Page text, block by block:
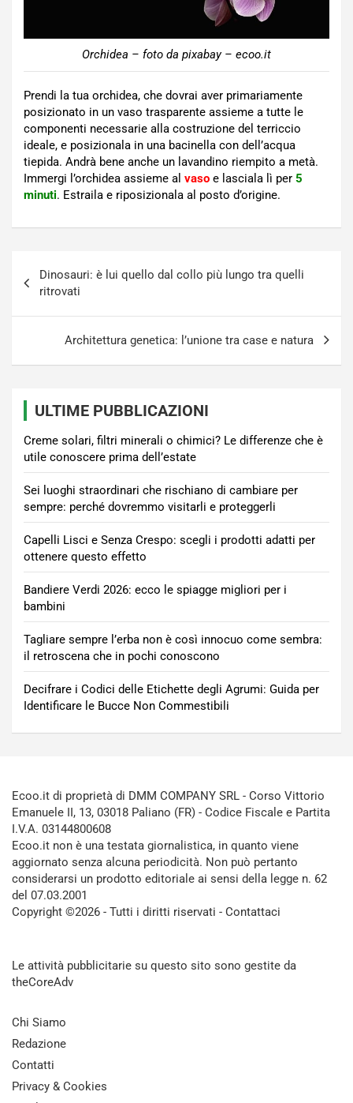
Orchidea – foto da pixabay – ecoo.it
Prendi la tua orchidea, che dovrai aver primariamente
posizionato in un vaso trasparente assieme a tutte le
componenti necessarie alla costruzione del terriccio
ideale, e posizionala in una bacinella con dell’acqua
tiepida. Andrà bene anche un lavandino riempito a metà.
Immergi l’orchidea assieme al vaso e lasciala lì per 5
minuti. Estraila e riposizionala al posto d’origine.
articoli
Dinosauri: è lui quello dal collo più lungo tra quelli
ritrovati
Architettura genetica: l’unione tra case e natura
ULTIME PUBBLICAZIONI
Creme solari, filtri minerali o chimici? Le differenze che è
utile conoscere prima dell’estate
Sei luoghi straordinari che rischiano di cambiare per
sempre: perché dovremmo visitarli e proteggerli
Capelli Lisci e Senza Crespo: scegli i prodotti adatti per
ottenere questo effetto
Bandiere Verdi 2026: ecco le spiagge migliori per i
bambini
Tagliare sempre l’erba non è così innocuo come sembra:
il retroscena che in pochi conoscono
Decifrare i Codici delle Etichette degli Agrumi: Guida per
Identificare le Bucce Non Commestibili
Ecoo.it di proprietà di DMM COMPANY SRL - Corso Vittorio
Emanuele II, 13, 03018 Paliano (FR) - Codice Fiscale e Partita
I.V.A. 03144800608
Ecoo.it non è una testata giornalistica, in quanto viene
aggiornato senza alcuna periodicità. Non può pertanto
considerarsi un prodotto editoriale ai sensi della legge n. 62
del 07.03.2001
Copyright ©2026 - Tutti i diritti riservati - Contattaci
Le attività pubblicitarie su questo sito sono gestite da
theCoreAdv
Chi Siamo
Redazione
Contatti
Privacy & Cookies